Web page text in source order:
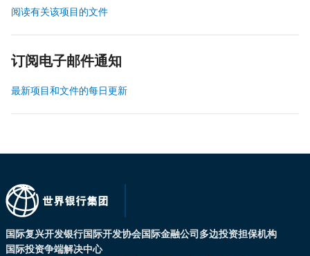
阅读有关该项目的文件
订阅电子邮件通知
最新项目和文件的每日更新
国际复兴开发银行国际开发协会国际金融公司多边投资担保机构
国际投资争端解决中心